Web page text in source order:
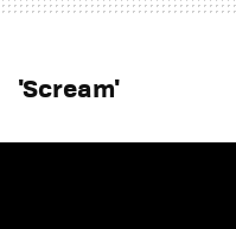
'Scream'